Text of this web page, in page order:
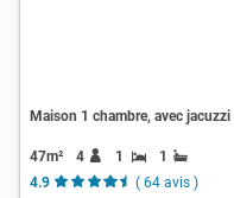
Maison 1 chambre, avec jacuzzi
47m² 4 1
1
4.9
( 64 avis )